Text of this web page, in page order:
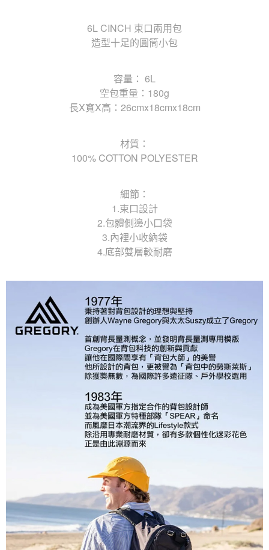
6L CINCH 束口兩用包
造型十足的圓筒小包
容量： 6L
空包重量：180g
長X寬X高：26cmx18cmx18cm
材質：
100% COTTON POLYESTER
細節：
1.束口設計
2.包體側邊小口袋
3.內裡小收納袋
4.底部雙層較耐磨